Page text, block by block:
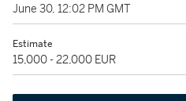
June 30, 12:02 PM GMT
Estimate
15,000 - 22,000 EUR